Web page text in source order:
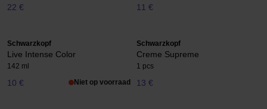
22 € 11 €
Schwarzkopf
Live Intense Color
142 ml
10 € Niet op voorraad
Schwarzkopf
Creme Supreme
1 pcs
13 €